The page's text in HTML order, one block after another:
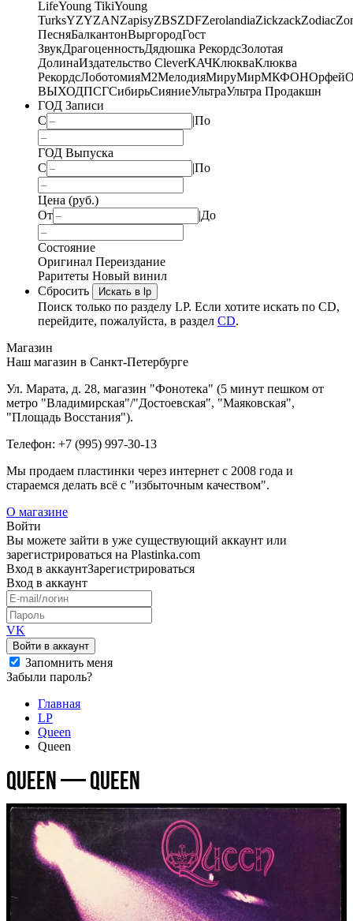
LifeYoung TikiYoung
TurksYZYZANZapisyZBSZDFZerolandiaZickzackZodiac
ПесняБалкантонВыргородГост
ЗвукДрагоценностьДядюшка РекордсЗолотая
ДолинаИздательство CleverКАЧКлюкваКлюква
РекордсЛоботомияМ2МелодияМируМирМКФОНОрфей
ВЫХОДПСГСибирьСияниеУльтраУльтра Продакшн
ГОД Записи
С
|По
ГОД Выпуска
С
|По
Цена (руб.)
От
|До
Состояние
Оригинал Переиздание
Раритеты Новый винил
Сбросить
Искать в lp
Поиск только по разделу LP. Если хотите искать по CD,
перейдите, пожалуйста, в раздел CD.
Магазин
Наш магазин в Санкт-Петербурге
Ул. Марата, д. 28, магазин "Фонотека" (5 минут пешком от
метро "Владимирская"/"Достоевская", "Маяковская",
"Площадь Восстания").
Телефон: +7 (995) 997-30-13
Мы продаем пластинки через интернет c 2008 года и
стараемся делать всё с "избыточным качеством".
О магазине
Войти
Вы можете зайти в уже существующий аккаунт или
зарегистрироваться на Plastinka.com
Вход в аккаунтЗарегистрироваться
Вход в аккаунт
VK
Войти в аккаунт
Запомнить меня
Забыли пароль?
Главная
LP
Queen
Queen
Queen — Queen